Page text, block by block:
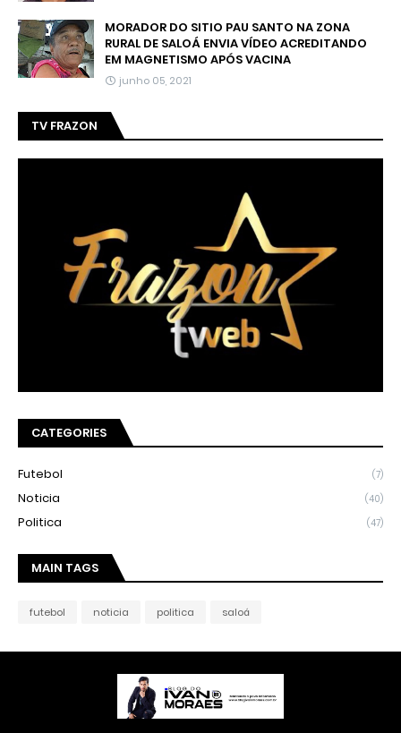
MORADOR DO SITIO PAU SANTO NA ZONA
RURAL DE SALOÁ ENVIA VÍDEO ACREDITANDO
EM MAGNETISMO APÓS VACINA
junho 05, 2021
TV FRAZON
CATEGORIES
Futebol (7)
Noticia (40)
Politica (47)
MAIN TAGS
futebol noticia politica saloá